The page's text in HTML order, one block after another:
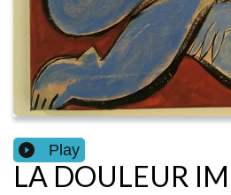
Play
LA DOULEUR